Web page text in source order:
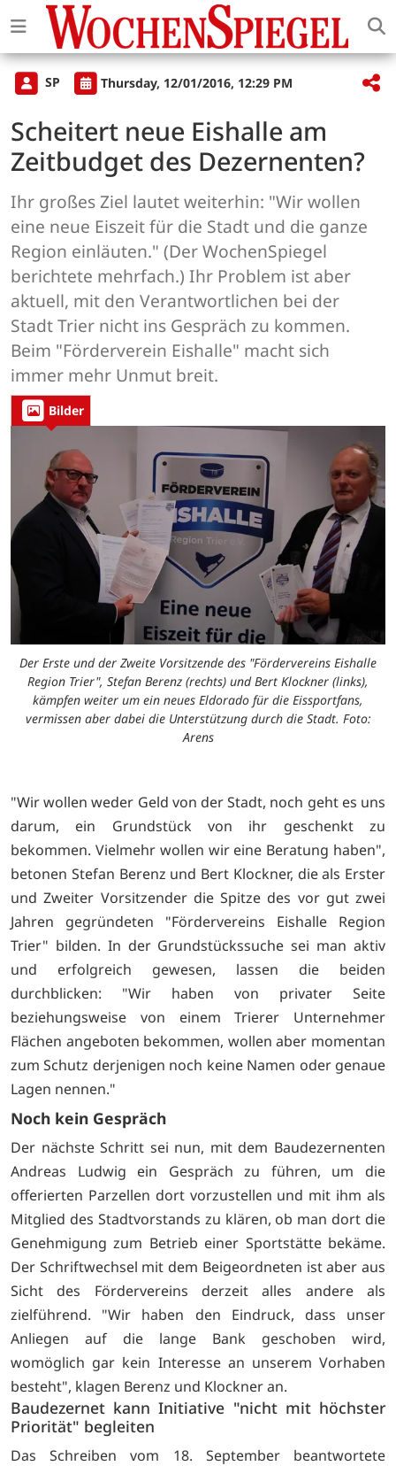
SP Thursday, 12/01/2016, 12:29 PM
Scheitert neue Eishalle am
Zeitbudget des Dezernenten?
Ihr großes Ziel lautet weiterhin: "Wir wollen
eine neue Eiszeit für die Stadt und die ganze
Region einläuten." (Der WochenSpiegel
berichtete mehrfach.) Ihr Problem ist aber
aktuell, mit den Verantwortlichen bei der
Stadt Trier nicht ins Gespräch zu kommen.
Beim "Förderverein Eishalle" macht sich
immer mehr Unmut breit.
Bilder
Der Erste und der Zweite Vorsitzende des "Fördervereins Eishalle
Region Trier", Stefan Berenz (rechts) und Bert Klockner (links),
kämpfen weiter um ein neues Eldorado für die Eissportfans,
vermissen aber dabei die Unterstützung durch die Stadt. Foto:
Arens
"Wir wollen weder Geld von der Stadt, noch geht es uns
darum, ein Grundstück von ihr geschenkt zu
bekommen. Vielmehr wollen wir eine Beratung haben",
betonen Stefan Berenz und Bert Klockner, die als Erster
und Zweiter Vorsitzender die Spitze des vor gut zwei
Jahren gegründeten "Fördervereins Eishalle Region
Trier" bilden. In der Grundstückssuche sei man aktiv
und erfolgreich gewesen, lassen die beiden
durchblicken: "Wir haben von privater Seite
beziehungsweise von einem Trierer Unternehmer
Flächen angeboten bekommen, wollen aber momentan
zum Schutz derjenigen noch keine Namen oder genaue
Lagen nennen."
Noch kein Gespräch
Der nächste Schritt sei nun, mit dem Baudezernenten
Andreas Ludwig ein Gespräch zu führen, um die
offerierten Parzellen dort vorzustellen und mit ihm als
Mitglied des Stadtvorstands zu klären, ob man dort die
Genehmigung zum Betrieb einer Sportstätte bekäme.
Der Schriftwechsel mit dem Beigeordneten ist aber aus
Sicht des Fördervereins derzeit alles andere als
zielführend. "Wir haben den Eindruck, dass unser
Anliegen auf die lange Bank geschoben wird,
womöglich gar kein Interesse an unserem Vorhaben
besteht", klagen Berenz und Klockner an.
Baudezernet kann Initiative "nicht mit höchster
Priorität" begleiten
Das Schreiben vom 18. September beantwortete